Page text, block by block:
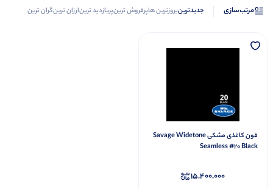
مرتب‌سازی جدیدترینبروزترین هاپرفروش ترینپربازدید ترینارزان ترینگران ترین
فون کاغذی مشکی Savage Widetone
Seamless #20 Black
15,400,000